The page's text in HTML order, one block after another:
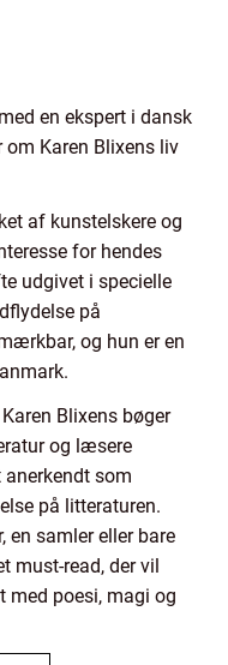
en ekspert i dansk
om Karen Blixens liv
af kunstelskere og
for hendes
udgivet i specielle
på
og hun er en
Blixens bøger
og læsere
som
på litteraturen.
en samler eller bare
must-read, der vil
med poesi, magi og